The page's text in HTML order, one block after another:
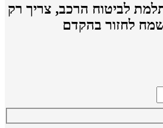
לביטוח הרכב,צריך רק
לחזור בהקדם